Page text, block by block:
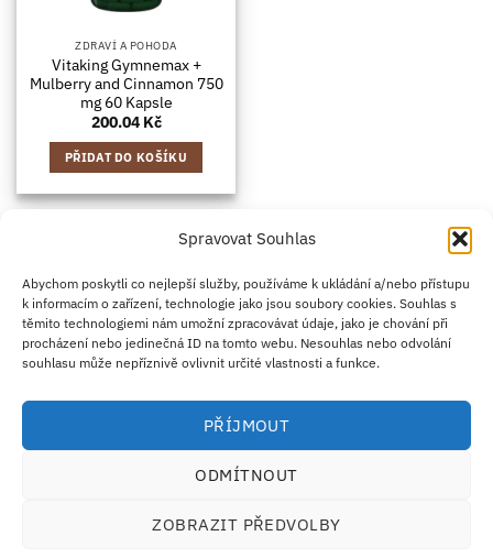
Spravovat Souhlas
Abychom poskytli co nejlepší služby, používáme k ukládání a/nebo přístupu
k informacím o zařízení, technologie jako jsou soubory cookies. Souhlas s
těmito technologiemi nám umožní zpracovávat údaje, jako je chování při
procházení nebo jedinečná ID na tomto webu. Nesouhlas nebo odvolání
souhlasu může nepříznivě ovlivnit určité vlastnosti a funkce.
PŘÍJMOUT
ODMÍTNOUT
ZOBRAZIT PŘEDVOLBY
ZDRAVÍ A POHODA
Vitaking Gymnemax +
Mulberry and Cinnamon 750
mg 60 Kapsle
200.04 Kč
PŘIDAT DO KOŠÍKU
Credit
Card
2
Klarna
Apple
Pay
Google
Pay
PayPal
ZÁSADY DOPRAVY
ZÁSADY VRÁCENÍ ZBOŽÍ
OBCHODNÍ PODMÍNKY
KONTAKT O NÁS B2B
IMPRINT
OMEZENÍ ODPOVĚDNOSTI
ZÁSADY COOKIES
Antim I Street, No. 14, fl. 2, law office, 1303 Sofia, Bulharsko
IČO (EIK/UIC/TIN): 207958071 · DIČ DPH: BG207958071
· Email:support@ecosupplements.eu
Provozovatel potravinářského podniku registrovaný u
Česká obchodní inspekce (ČOI)· Řešení přeshraničních sporů: